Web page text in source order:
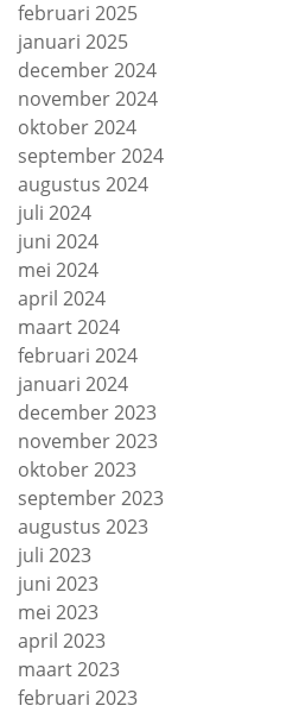
februari 2025
januari 2025
december 2024
november 2024
oktober 2024
september 2024
augustus 2024
juli 2024
juni 2024
mei 2024
april 2024
maart 2024
februari 2024
januari 2024
december 2023
november 2023
oktober 2023
september 2023
augustus 2023
juli 2023
juni 2023
mei 2023
april 2023
maart 2023
februari 2023